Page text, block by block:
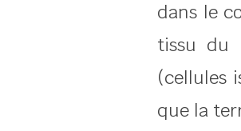
dans le
tissu du
(cellules
que la